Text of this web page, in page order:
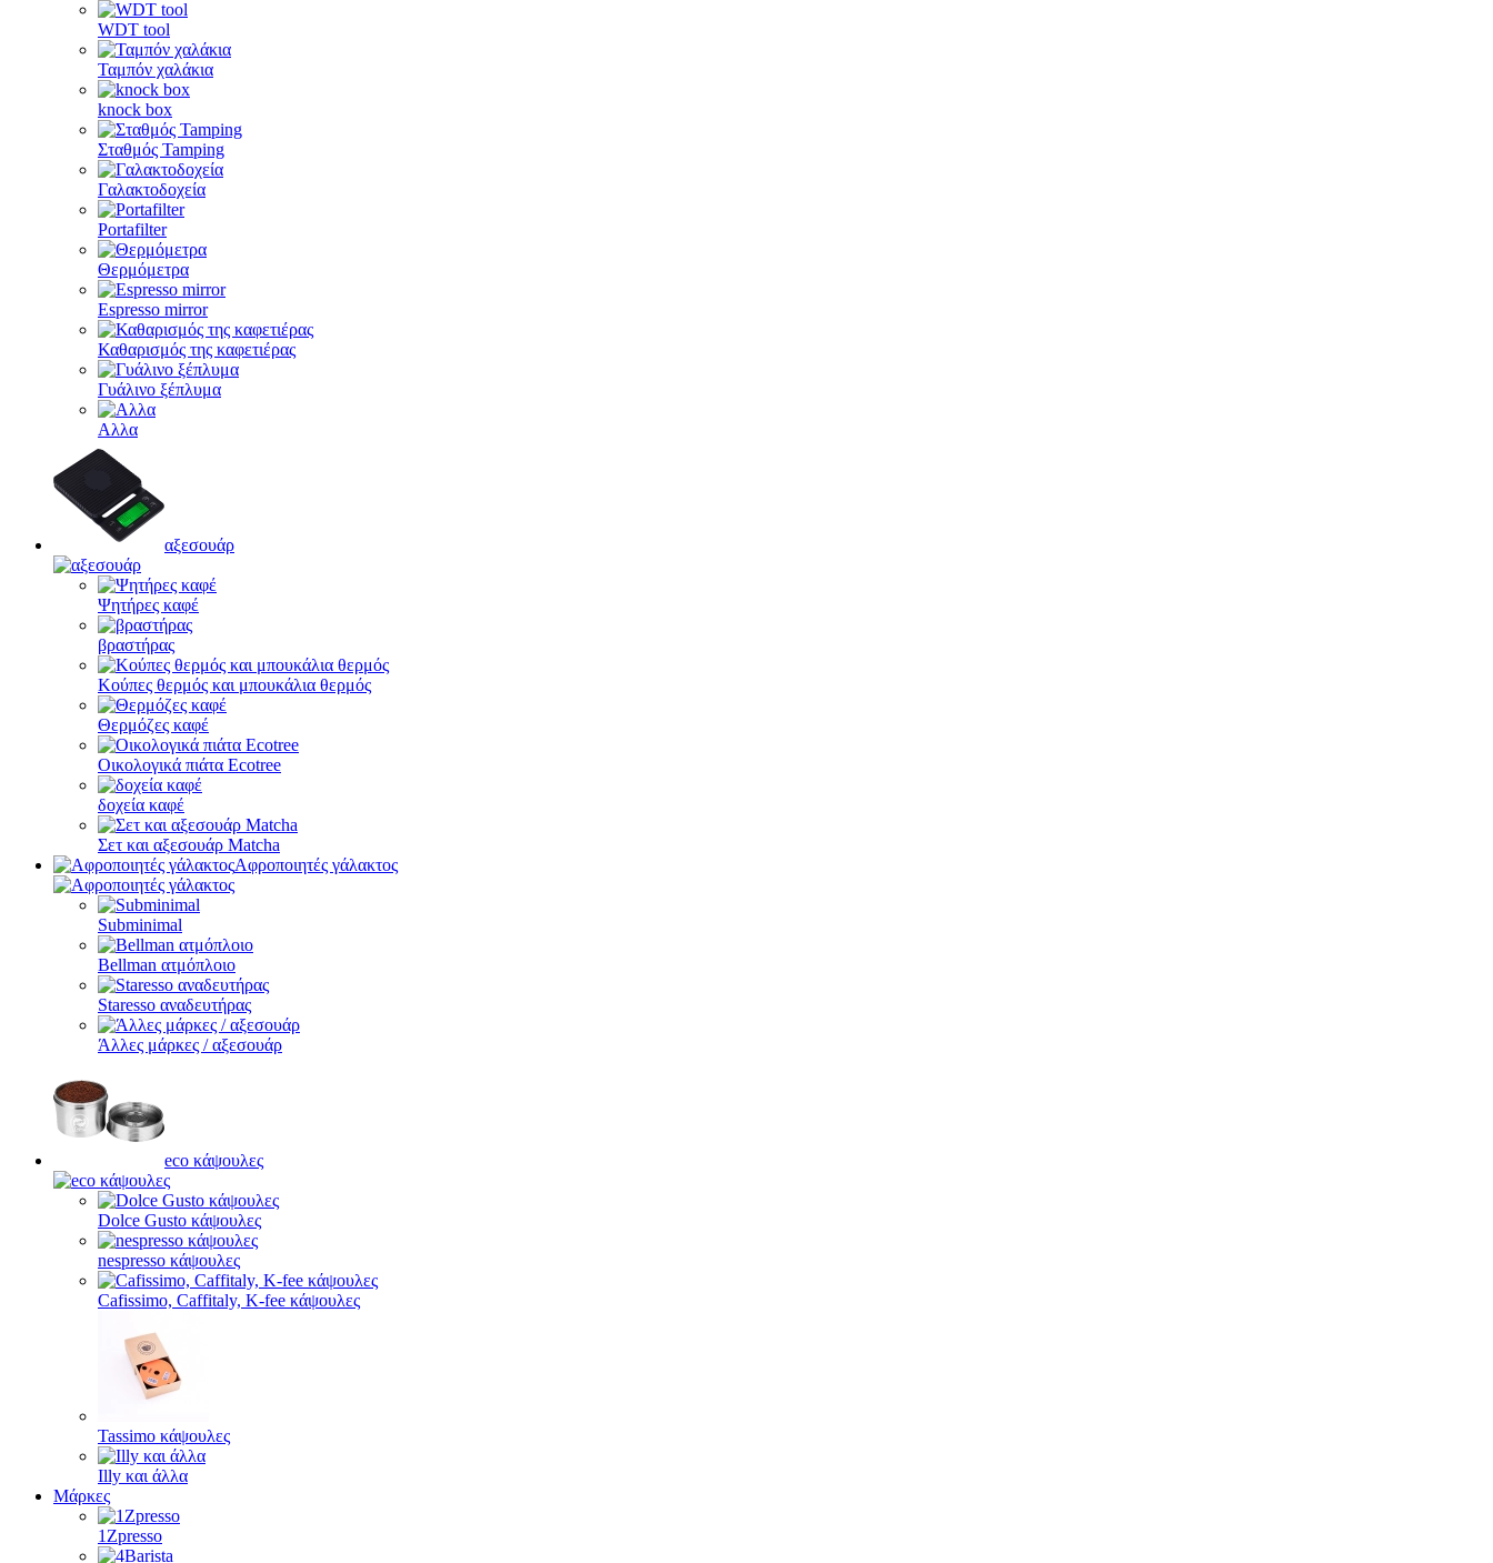
WDT tool
Ταμπόν χαλάκια
knock box
Σταθμός Tamping
Γαλακτοδοχεία
Portafilter
Θερμόμετρα
Espresso mirror
Καθαρισμός της καφετιέρας
Γυάλινο ξέπλυμα
Αλλα
αξεσουάρ
Ψητήρες καφέ
βραστήρας
Κούπες θερμός και μπουκάλια θερμός
Θερμόζες καφέ
Οικολογικά πιάτα Ecotree
δοχεία καφέ
Σετ και αξεσουάρ Matcha
Αφροποιητές γάλακτος
Subminimal
Bellman ατμόπλοιο
Staresso αναδευτήρας
Άλλες μάρκες / αξεσουάρ
eco κάψουλες
Dolce Gusto κάψουλες
nespresso κάψουλες
Cafissimo, Caffitaly, K-fee κάψουλες
Tassimo κάψουλες
Illy και άλλα
Μάρκες
1Zpresso